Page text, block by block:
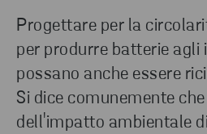
Progettare per la
per produrre batterie agli
possano anche essere
Si dice comunemente
dell'impatto ambientale
Stena Recycling offre
per il riciclaggio delle batterie
Forniamo servizi per la
delle batterie agli ioni di litio
derivanti dalla produzione di